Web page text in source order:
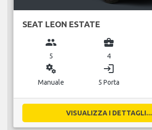
SEAT LEON ESTATE
group
5
business_center
4
miscellaneous_services
Manuale
login
5 Porta
VISUALIZZA I DETTAGLI...